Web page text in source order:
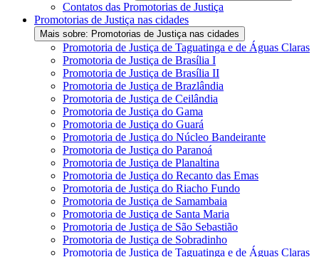
Contatos das Promotorias de Justiça
Promotorias de Justiça nas cidades
Mais sobre: Promotorias de Justiça nas cidades
Promotoria de Justiça de Taguatinga e de Águas Claras
Promotoria de Justiça de Brasília I
Promotoria de Justiça de Brasília II
Promotoria de Justiça de Brazlândia
Promotoria de Justiça de Ceilândia
Promotoria de Justiça do Gama
Promotoria de Justiça do Guará
Promotoria de Justiça do Núcleo Bandeirante
Promotoria de Justiça do Paranoá
Promotoria de Justiça de Planaltina
Promotoria de Justiça do Recanto das Emas
Promotoria de Justiça do Riacho Fundo
Promotoria de Justiça de Samambaia
Promotoria de Justiça de Santa Maria
Promotoria de Justiça de São Sebastião
Promotoria de Justiça de Sobradinho
Promotoria de Justiça de Taguatinga e de Águas Claras